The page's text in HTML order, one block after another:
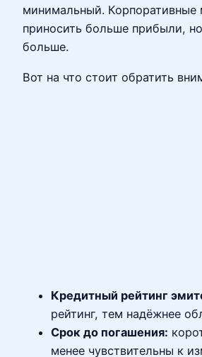
минимальный. Корпоративные
приносить больше прибыли,
больше.
Вот на что стоит обратить
Кредитный рейтинг
рейтинг, тем надёжнее
Срок до погашения:
менее чувствительны к